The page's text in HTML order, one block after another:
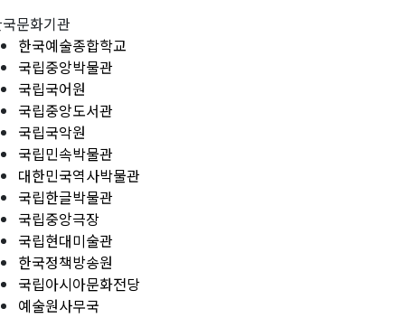
문화기관
한국예술종합학교
국립중앙박물관
국립국어원
국립중앙도서관
국립국악원
국립민속박물관
대한민국역사박물관
국립한글박물관
국립중앙극장
국립현대미술관
한국정책방송원
국립아시아문화전당
예술원사무국